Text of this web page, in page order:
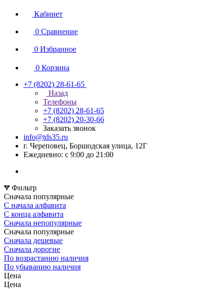
Кабинет
0 Сравнение
0 Избранное
0 Корзина
+7 (8202) 28‑61-65
Назад
Телефоны
+7 (8202) 28‑61-65
+7 (8202) 20‑30-66
Заказать звонок
info@tds35.ru
г. Череповец, Боршодская улица, 12Г
Ежедневно: с 9:00 до 21:00
Фильтр
Сначала популярные
С начала алфавита
С конца алфавита
Сначала непопулярные
Сначала популярные
Сначала дешевые
Сначала дорогие
По возрастанию наличия
По убыванию наличия
Цена
Цена